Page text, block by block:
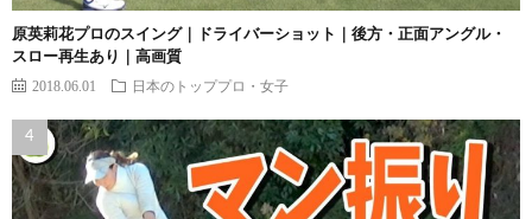
原英莉花プロのスイング｜ドライバーショット｜後方・正面アングル・
スロー再生あり｜高画質
2018.06.01 日本のトッププロ・女子